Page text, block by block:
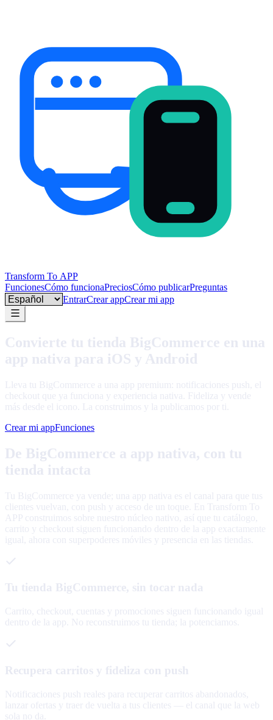
Transform To APP
FuncionesCómo funcionaPreciosCómo publicarPreguntas
Language
EntrarCrear appCrear mi app
Convierte tu tienda BigCommerce en una
app nativa para iOS y Android
Lleva tu BigCommerce a una app premium: notificaciones push, el
checkout que ya funciona y experiencia nativa. Fideliza y vende
más desde el icono. La construimos y la publicamos por ti.
Crear mi appFunciones
De BigCommerce a app nativa, con tu
tienda intacta
Tu BigCommerce ya vende; una app nativa es el canal para que tus
clientes vuelvan, con push y acceso de un toque. En Transform To
APP construimos sobre nuestro núcleo nativo, así que tu catálogo,
carrito y checkout siguen funcionando dentro de la app exactamente
igual, ahora con superpoderes móviles y presencia en las tiendas.
Tu tienda BigCommerce, sin tocar nada
Carrito, checkout, cuentas y promociones siguen funcionando igual
dentro de la app. No reconstruimos tu tienda; la potenciamos.
Recupera carritos y fideliza con push
Notificaciones push reales para recuperar carritos abandonados,
lanzar ofertas y traer de vuelta a tus clientes — el canal que la web
sola no da.